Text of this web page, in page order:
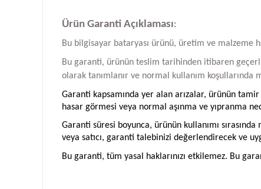
Ürün Garanti Açıklaması:
Bu bilgisayar bataryası ürünü, üretim ve malzeme
Bu garanti, ürünün teslim tarihinden itibaren
olarak tanımlanır ve normal kullanım koşullarında
Garanti kapsamında yer alan arızalar, ürünün
hasar görmesi veya normal aşınma ve yıpranma
Garanti süresi boyunca, ürünün kullanımı
veya satıcı, garanti talebinizi değerlendirecek ve
Bu garanti, tüm yasal haklarınızı etkilemez. Bu